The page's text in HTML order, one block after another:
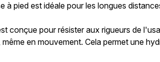
pied est idéale pour les longues
conçue pour résister aux rigueurs de
en mouvement. Cela permet une